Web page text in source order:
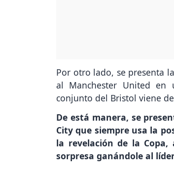
Por otro lado, se presenta
al Manchester United en
conjunto del Bristol viene
De está manera, se
City que siempre usa la
la revelación de la
sorpresa ganándole al